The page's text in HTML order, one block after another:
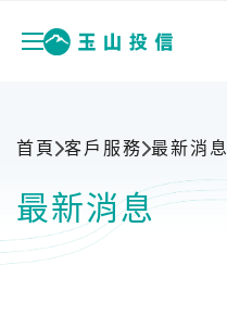
首頁 客戶服務 最新消息
最新消息